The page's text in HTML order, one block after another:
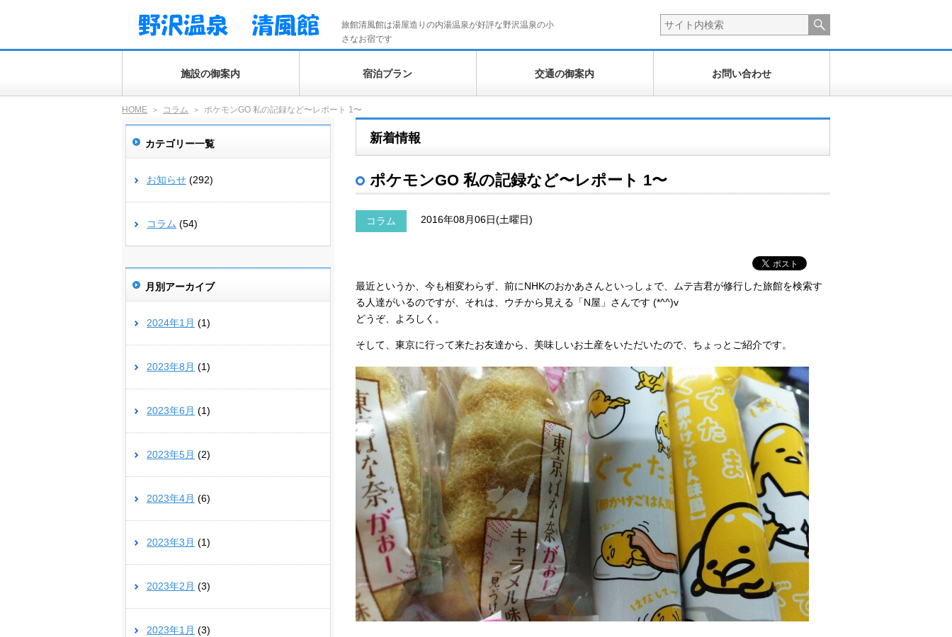
旅館清風館は湯屋造りの内湯温泉が好評な野沢温泉の小
さなお宿です
施設の御案内 宿泊プラン 交通の御案内 お問い合わせ
HOME > コラム > ポケモンGO 私の記録など〜レポート 1〜
新着情報
ポケモンGO 私の記録など〜レポート 1〜
コラム 2016年08月06日(土曜日)
最近というか、今も相変わらず、前にNHKのおかあさんといっしょで、ムテ吉君が修行した旅館を検索す
る人達がいるのですが、それは、ウチから見える「N屋」さんです (*^^)v
どうぞ、よろしく。
そして、東京に行って来たお友達から、美味しいお土産をいただいたので、ちょっとご紹介です。
カテゴリー一覧
お知らせ (292)
コラム (54)
月別アーカイブ
2024年1月 (1)
2023年8月 (1)
2023年6月 (1)
2023年5月 (2)
2023年4月 (6)
2023年3月 (1)
2023年2月 (3)
2023年1月 (3)